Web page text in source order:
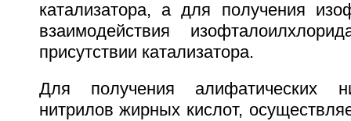
катализатора, а для получения
взаимодействия
присутствии катализатора.
Для получения алифатических
нитрилов жирных кислот,